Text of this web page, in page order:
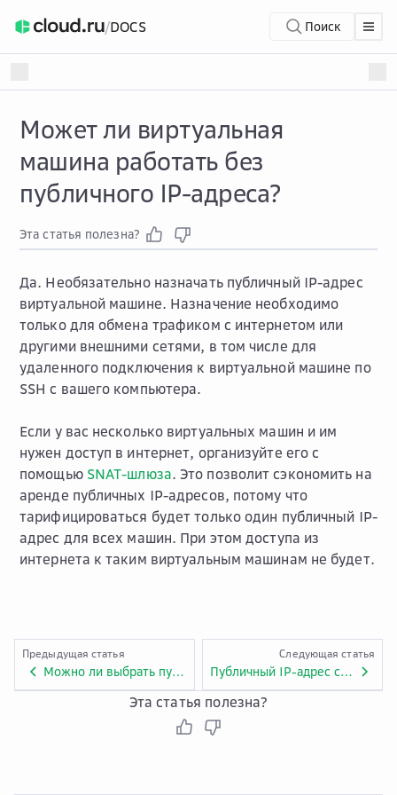
/DOCS Поиск
Может ли виртуальная
машина работать без
публичного IP-адреса?
Эта статья полезна?
Да. Необязательно назначать публичный IP-адрес
виртуальной машине. Назначение необходимо
только для обмена трафиком с интернетом или
другими внешними сетями, в том числе для
удаленного подключения к виртуальной машине по
SSH с вашего компьютера.
Если у вас несколько виртуальных машин и им
нужен доступ в интернет, организуйте его с
помощью SNAT-шлюза. Это позволит сэкономить на
аренде публичных IP-адресов, потому что
тарифицироваться будет только один публичный IP-
адрес для всех машин. При этом доступа из
интернета к таким виртуальным машинам не будет.
Предыдущая статья
Можно ли выбрать публичный IP-адрес при назначении виртуальной машине?
Следующая статья
Публичный IP-адрес статический или динамический?
Эта статья полезна?